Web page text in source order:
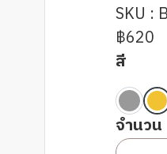
SKU :
฿620
สี
จำนวน